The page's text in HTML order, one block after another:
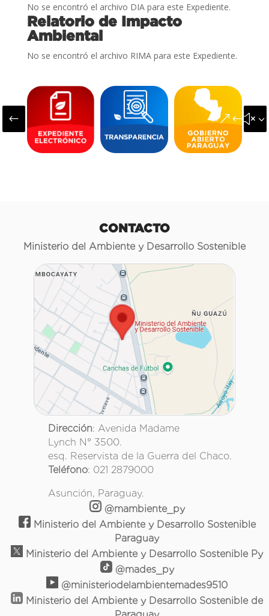
No se encontró el archivo DIA para este Expediente.
Relatorio de Impacto
Ambiental
No se encontró el archivo RIMA para este Expediente.
#
CONTACTO
Ministerio del Ambiente y Desarrollo Sostenible
Dirección: Avenida Madame
Lynch N° 3500.
esq. Reservista de la Guerra del Chaco.
Teléfono: 021 2879000
Asunción, Paraguay.
@mambiente_py
Ministerio del Ambiente y Desarrollo Sostenible
Paraguay
Ministerio del Ambiente y Desarrollo Sostenible Py
@mades_py
@ministeriodelambientemades9510
Ministerio del Ambiente y Desarrollo Sostenible de